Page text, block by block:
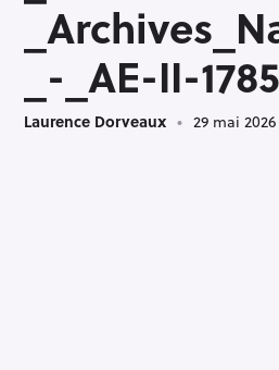
_-_AE-II-1785
Laurence Dorveaux 29 mai 2026